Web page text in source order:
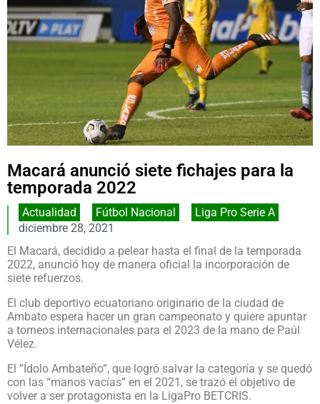
Macará anunció siete fichajes para la
temporada 2022
Actualidad Fútbol Nacional
Liga Pro Serie A
diciembre 28, 2021
El Macará, decidido a pelear hasta el final de la temporada
2022, anunció hoy de manera oficial la incorporación de
siete refuerzos.
El club deportivo ecuatoriano originario de la ciudad de
Ambato espera hacer un gran campeonato y quiere apuntar
a torneos internacionales para el 2023 de la mano de Paúl
Vélez.
El ”Ídolo Ambateño”, que logró salvar la categoría y se quedó
con las “manos vacías” en el 2021, se trazó el objetivo de
volver a ser protagonista en la LigaPro BETCRIS.